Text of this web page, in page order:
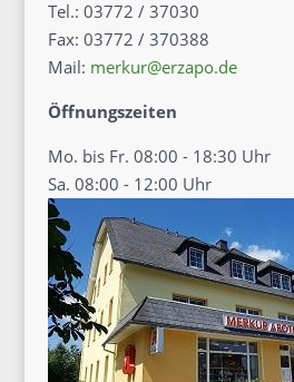
Tel.: 03772 / 37030
Fax: 03772 / 370388
Mail: merkur@erzapo.de
Öffnungszeiten
Mo. bis Fr. 08:00 - 18:30 Uhr
Sa. 08:00 - 12:00 Uhr